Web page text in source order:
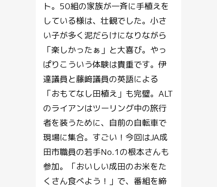
ト。50組の家族が一斉に手植えを
している様は、壮観でした。小さ
い子が多く泥だらけになりながら
「楽しかったぁ」と大喜び。やっ
ぱりこういう体験は貴重です。伊
達議員と藤﨑議員の英語による
「おもてなし田植え」も完璧。ALT
のライアンはツーリング中の旅行
者を装うために、自前の自転車で
現場に集合。すごい！今回はJA成
田市職員の若手No.1の根本さんも
参加。「おいしい成田のお米をた
くさん食べよう！」で、番組を締